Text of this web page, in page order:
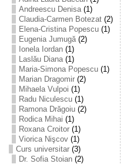
Andreescu Denisa(1)
Claudia-Carmen Botezat(2)
Elena-Cristina Popescu(1)
Eugenia Jumugă(2)
Ionela Iordan(1)
Laslău Diana(1)
Maria-Simona Popescu(1)
Marian Dragomir(2)
Mihaela Vulpoi (1)
Radu Niculescu(1)
Ramona Drăgoiu(2)
Rodica Mihai (1)
Roxana Croitor(1)
Viorica Nişcov(1)
Curs universitar(3)
Dr. Sofia Stoian(2)